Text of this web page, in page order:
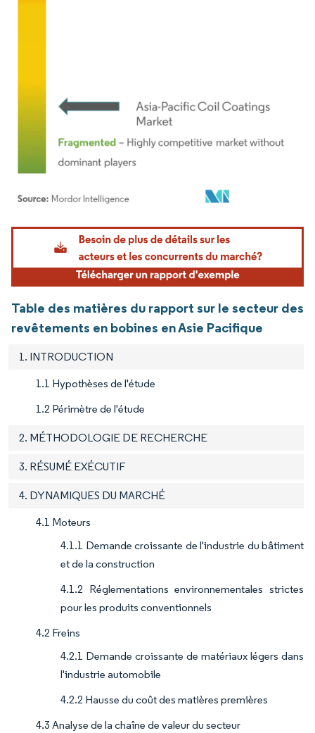
Image © Mordor Intelligence. La réutilisation nécessite une attribution sous CC BY
Table des matières du rapport sur le secteur des
revêtements en bobines en Asie Pacifique
1. INTRODUCTION
1.1 Hypothèses de l'étude
1.2 Périmètre de l'étude
2. MÉTHODOLOGIE DE RECHERCHE
3. RÉSUMÉ EXÉCUTIF
4. DYNAMIQUES DU MARCHÉ
4.1 Moteurs
4.1.1 Demande croissante de l'industrie du bâtiment
et de la construction
4.1.2 Réglementations environnementales strictes
pour les produits conventionnels
4.2 Freins
4.2.1 Demande croissante de matériaux légers dans
l'industrie automobile
4.2.2 Hausse du coût des matières premières
4.3 Analyse de la chaîne de valeur du secteur